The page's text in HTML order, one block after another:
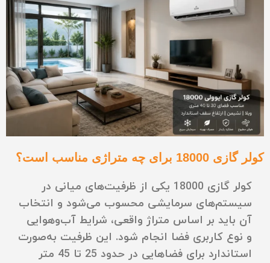
کولر گازی 18000 برای چه متراژی مناسب است؟
کولر گازی 18000 یکی از ظرفیت‌های میانی در
سیستم‌های سرمایشی محسوب می‌شود و انتخاب
آن باید بر اساس متراژ واقعی، شرایط آب‌وهوایی
و نوع کاربری فضا انجام شود. این ظرفیت به‌صورت
استاندارد برای فضاهایی در حدود 25 تا 45 متر